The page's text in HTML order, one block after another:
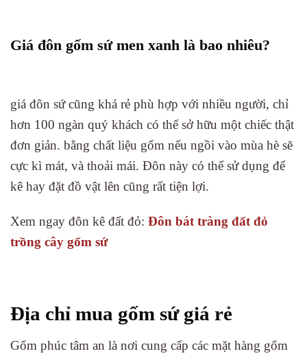
Giá đôn gốm sứ men xanh là bao nhiêu?
giá đôn sứ cũng khá rẻ phù hợp với nhiều người, chỉ
hơn 100 ngàn quý khách có thể sở hữu một chiếc thật
đơn giản. bằng chất liệu gốm nếu ngồi vào mùa hè sẽ
cực kì mát, và thoải mái. Đôn này có thể sử dụng để
kê hay đặt đồ vật lên cũng rất tiện lợi.
Xem ngay đôn kê đất đỏ: Đôn bát tràng đất đỏ
trồng cây gốm sứ
Địa chỉ mua gốm sứ giá rẻ
Gốm phúc tâm an là nơi cung cấp các mặt hàng gốm